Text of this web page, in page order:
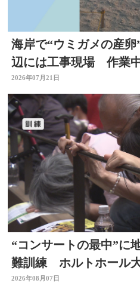
海岸で“ウミガメの産
辺には工事現場 作業
を協議 大分
2026年07月21日
“コンサートの最中”に
難訓練 ホルトホール
2026年08月07日